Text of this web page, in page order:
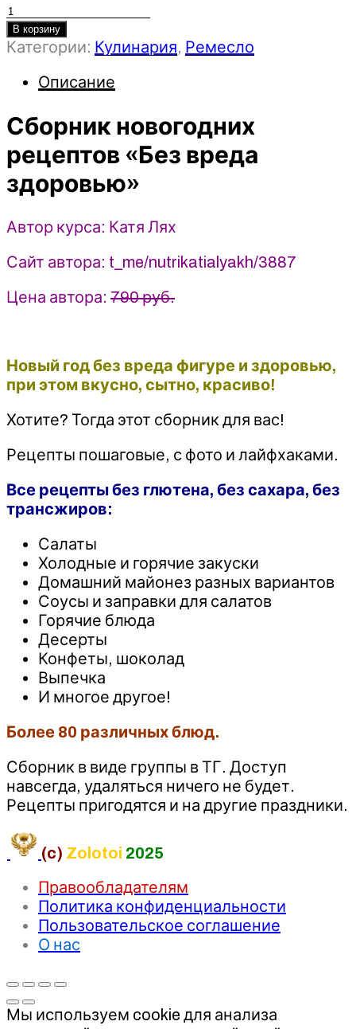
Количество
товара
Сборник
рецептов
вреда
здоровью»
(2025)
Катя
Лях
В корзину
Категории: Кулинария, Ремесло
Описание
Сборник новогодних
рецептов «Без вреда
здоровью»
Автор курса: Катя Лях
Сайт автора: t_me/nutrikatialyakh/3887
Цена автора: 790 руб.
Новый год без вреда фигуре и здоровью,
при этом вкусно, сытно, красиво!
Хотите? Тогда этот сборник для вас!
Рецепты пошаговые, с фото и лайфхаками.
Все рецепты без глютена, без сахара, без
трансжиров:
Салаты
Холодные и горячие закуски
Домашний майонез разных вариантов
Соусы и заправки для салатов
Горячие блюда
Десерты
Конфеты, шоколад
Выпечка
И многое другое!
Более 80 различных блюд.
Сборник в виде группы в ТГ. Доступ
навсегда, удаляться ничего не будет.
Рецепты пригодятся и на другие праздники.
(c) Zolotoi 2025
Правообладателям
Политика конфиденциальности
Пользовательское соглашение
О нас
Мы используем cookie для анализа